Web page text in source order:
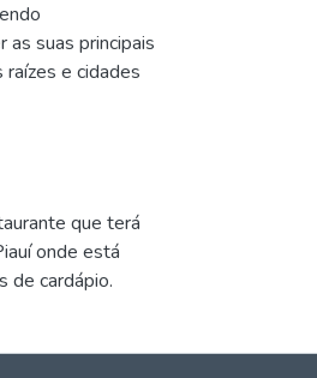
suas principais
e cidades
que terá
onde está
de cardápio.